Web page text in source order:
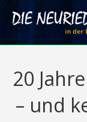
Inhalt
20
– und